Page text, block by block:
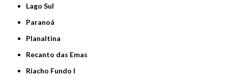
Lago Sul
Paranoá
Planaltina
Recanto das Emas
Riacho Fundo I